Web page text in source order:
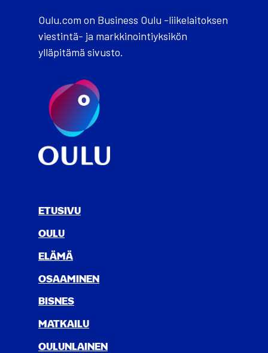
Oulu.com on Business Oulu -liikelaitoksen
viestintä- ja markkinointiyksikön
ylläpitämä sivusto.
ETUSIVU
OULU
ELÄ­MÄ
OSAA­MI­NEN
BIS­NES
MAT­KAI­LU
OULUN­LAI­NEN